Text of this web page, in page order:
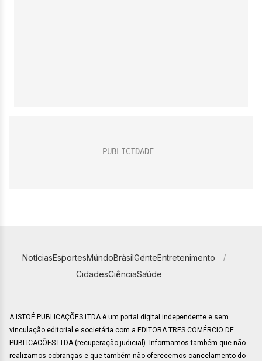
NotíciasEsportesMundoBrasilGenteEntretenimento
CidadesCiênciaSaúde
A ISTOÉ PUBLICAÇÕES LTDA é um portal digital independente e sem
vinculação editorial e societária com a EDITORA TRES COMÉRCIO DE
PUBLICACÕES LTDA (recuperação judicial). Informamos também que não
realizamos cobranças e que também não oferecemos cancelamento do